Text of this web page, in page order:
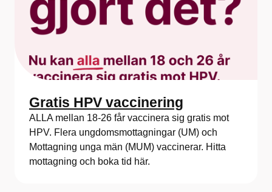
Gratis HPV vaccinering
ALLA mellan 18-26 får vaccinera sig gratis mot
HPV. Flera ungdomsmottagningar (UM) och
Mottagning unga män (MUM) vaccinerar. Hitta
mottagning och boka tid här.